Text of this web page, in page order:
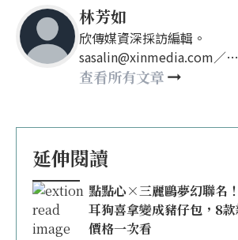
林芳如
欣傳媒資深採訪編輯。
sasalin@xinmedia.com／
happy21917@gmail.com
查看所有文章
延伸閱讀
點點心×三麗鷗夢幻聯名
耳狗喜拿變成豬仔包，8
價格一次看